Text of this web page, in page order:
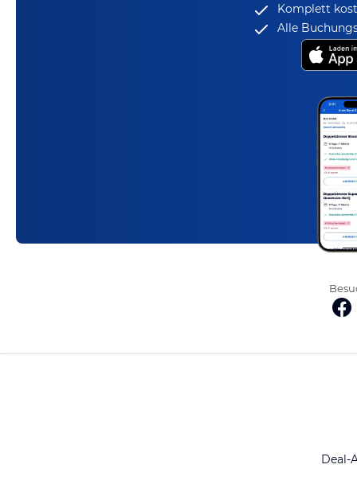
Komplett
Alle
Deal-